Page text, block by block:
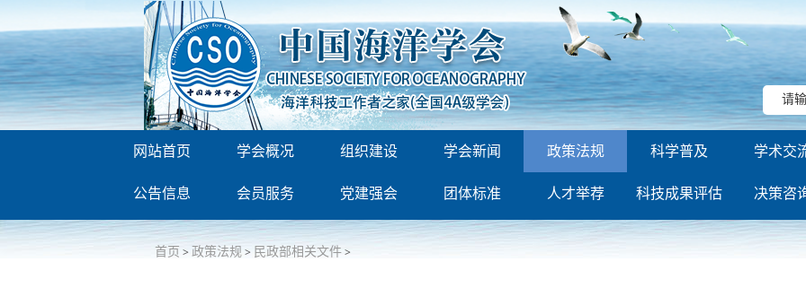
网站首页 学会概况 组织建设 学会新闻 政策法规 科学普及 学术交
公告信息 会员服务 党建强会 团体标准 人才举荐 科技成果评估 决策咨
首页 >政策法规> 民政部相关文件>